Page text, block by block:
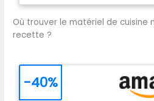
table,
DES
Le
élaboré
Où trouver le matériel de cuisine
recette ?
-40%